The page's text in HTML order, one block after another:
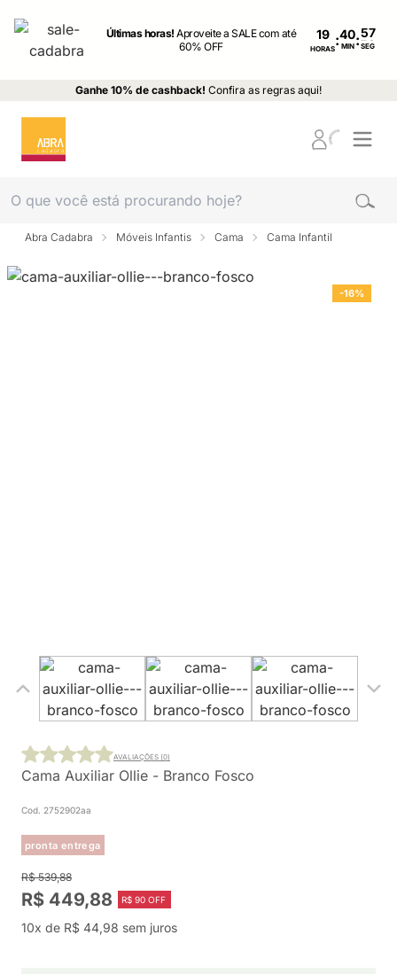
Últimas horas!Aproveite a SALE com até
60% OFF
19
HORAS: MIN : SEG
Ganhe 10% de cashback! Confira as regras aqui!
Abra Cadabra Móveis Infantis Cama Cama Infantil
-16%
Cama Auxiliar Ollie - Branco Fosco
Cod. 2752902aa
pronta entrega
AVALIAÇÕES (0)
R$ 539,88
R$ 449,88 R$ 90 OFF
10x de R$ 44,98 sem juros